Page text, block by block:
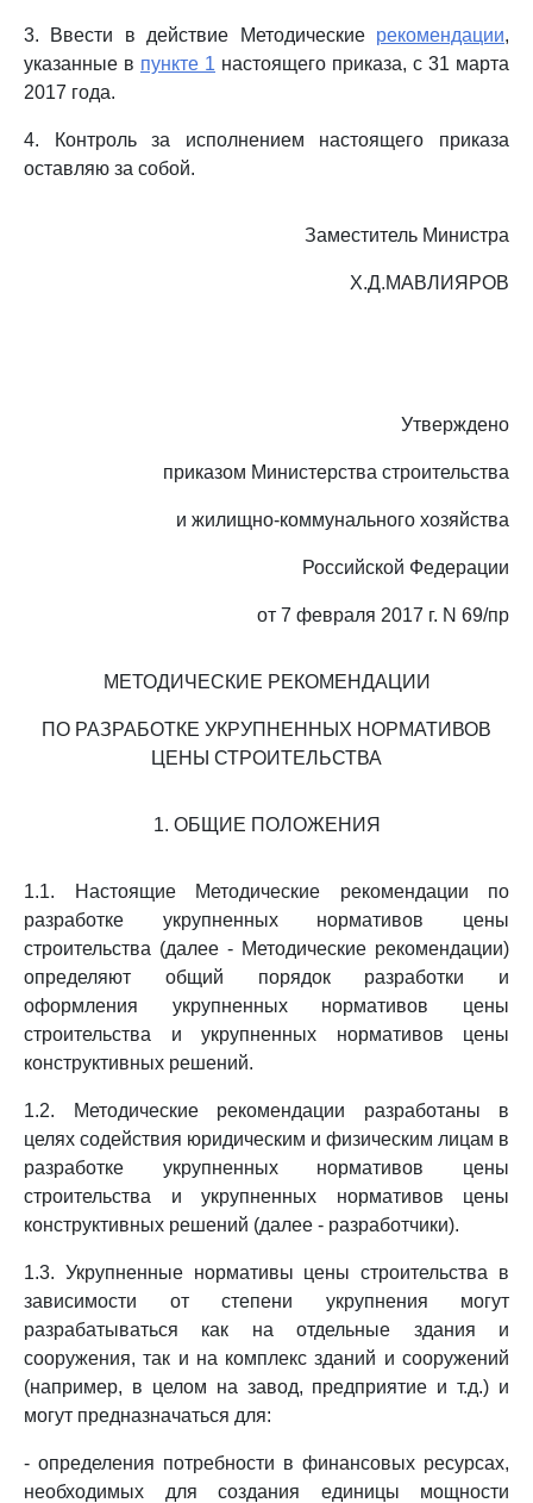
3. Ввести в действие Методические рекомендации,
указанные в пункте 1 настоящего приказа, с 31 марта
2017 года.
4. Контроль за исполнением настоящего приказа
оставляю за собой.
Заместитель Министра
Х.Д.МАВЛИЯРОВ
Утверждено
приказом Министерства строительства
и жилищно-коммунального хозяйства
Российской Федерации
от 7 февраля 2017 г. N 69/пр
МЕТОДИЧЕСКИЕ РЕКОМЕНДАЦИИ
ПО РАЗРАБОТКЕ УКРУПНЕННЫХ НОРМАТИВОВ
ЦЕНЫ СТРОИТЕЛЬСТВА
1. ОБЩИЕ ПОЛОЖЕНИЯ
1.1. Настоящие Методические рекомендации по
разработке укрупненных нормативов цены
строительства (далее - Методические рекомендации)
определяют общий порядок разработки и
оформления укрупненных нормативов цены
строительства и укрупненных нормативов цены
конструктивных решений.
1.2. Методические рекомендации разработаны в
целях содействия юридическим и физическим лицам в
разработке укрупненных нормативов цены
строительства и укрупненных нормативов цены
конструктивных решений (далее - разработчики).
1.3. Укрупненные нормативы цены строительства в
зависимости от степени укрупнения могут
разрабатываться как на отдельные здания и
сооружения, так и на комплекс зданий и сооружений
(например, в целом на завод, предприятие и т.д.) и
могут предназначаться для:
- определения потребности в финансовых ресурсах,
необходимых для создания единицы мощности